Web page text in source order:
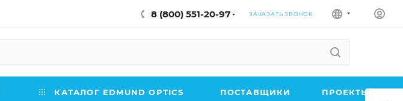
8 (800) 551-20-97 ЗАКАЗАТЬ ЗВОНОК
КАТАЛОГ EDMUND OPTICS ПОСТАВЩИКИ ПРОЕКТЫ